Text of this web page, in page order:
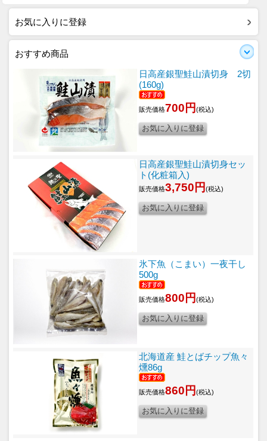
お気に入りに登録
おすすめ商品
日高産銀聖鮭山漬切身 2切
(160g)
販売価格700円(税込)
日高産銀聖鮭山漬切身セッ
ト(化粧箱入)
販売価格3,750円(税込)
氷下魚（こまい）一夜干し
500g
販売価格800円(税込)
北海道産 鮭とばチップ魚々
燻86g
販売価格860円(税込)